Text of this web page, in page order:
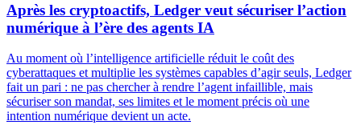
Après les cryptoactifs, Ledger veut sécuriser l’action
numérique à l’ère des agents IA
Au moment où l’intelligence artificielle réduit le coût des
cyberattaques et multiplie les systèmes capables d’agir seuls, Ledger
fait un pari : ne pas chercher à rendre l’agent infaillible, mais
sécuriser son mandat, ses limites et le moment précis où une
intention numérique devient un acte.